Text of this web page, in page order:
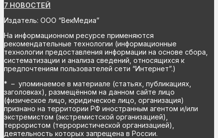
7 НОВОСТЕЙ
Издатель: ООО “ВекМедиа”
На информационном ресурсе применяются
рекомендательные технологии (информационные
технологии предоставления информации на основе сбора,
систематизации и анализа сведений, относящихся к
предпочтениям пользователей сети “Интернет”.)
* – упоминаемое в материале (статьях, публикациях,
заголовках), размещённом на данном сайте лицо
(физическое лицо, юридическое лицо, организация)
признано на территории РФ иностранным агентом и/или
экстремистом (экстремистской организацией),
террористом (террористической организацией),
деятельность которых запрещена в России.